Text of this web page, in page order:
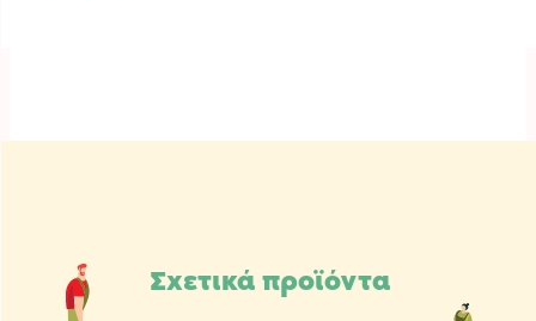
Σχετικά προϊόντα